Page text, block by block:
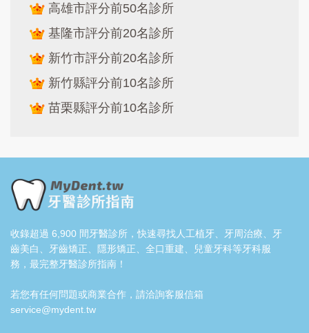
高雄市評分前50名診所
基隆市評分前20名診所
新竹市評分前20名診所
新竹縣評分前10名診所
苗栗縣評分前10名診所
收錄超過 6,900 間牙醫診所，快速尋找人工植牙、牙周治療、牙
齒美白、牙齒矯正、隱形矯正、全口重建、兒童牙科等牙科服
務，最完整牙醫診所指南！
若您有任何問題或商業合作，請洽詢客服信箱
service@mydent.tw